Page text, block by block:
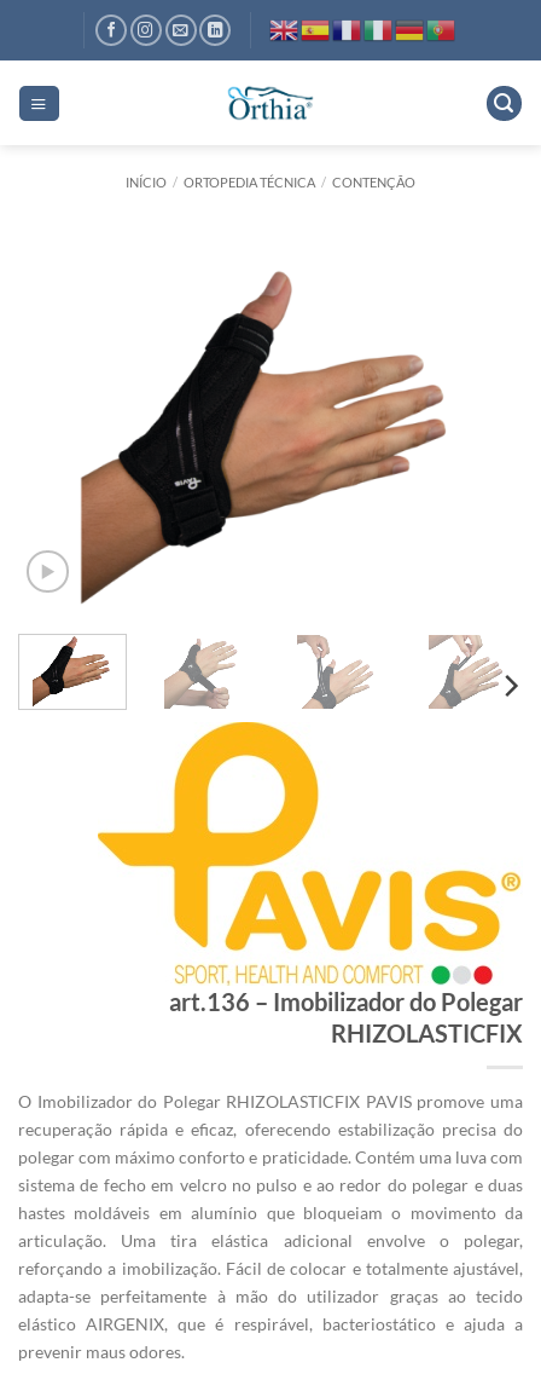
INÍCIO / ORTOPEDIA TÉCNICA / CONTENÇÃO
art.136 – Imobilizador do Polegar
RHIZOLASTICFIX
O Imobilizador do Polegar RHIZOLASTICFIX PAVIS promove uma
recuperação rápida e eficaz, oferecendo estabilização precisa do
polegar com máximo conforto e praticidade. Contém uma luva com
sistema de fecho em velcro no pulso e ao redor do polegar e duas
hastes moldáveis em alumínio que bloqueiam o movimento da
articulação. Uma tira elástica adicional envolve o polegar,
reforçando a imobilização. Fácil de colocar e totalmente ajustável,
adapta-se perfeitamente à mão do utilizador graças ao tecido
elástico AIRGENIX, que é respirável, bacteriostático e ajuda a
prevenir maus odores.